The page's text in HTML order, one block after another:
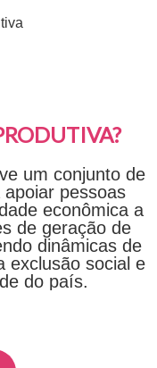
um conjunto de
pessoas
econômica a
de geração de
dinâmicas de
exclusão social e
do país.